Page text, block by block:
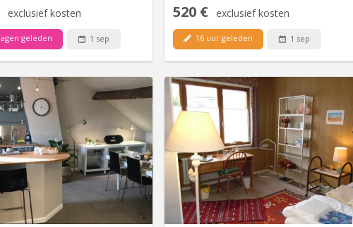
exclusief kosten
geleden 1 sep
520 € exclusief kosten
16 uur geleden 1 sep
BK 19097
+ 3 chambres à louer dans
une maison familiale rénovée,
située, à 20 min de l'ULB, à
20 min des Communautés
Pourquoi choisir cette
colocation ? * Cadre de vie
Jardin, pergola, barbecue,
à disposition. * Équipements
BK 6685
(Fr. Nl Engl en IT. ): Ideaal voor
studente, bediende, infimière, enz
(Ferrer- Brugmann-nabijheid en vub
med &pharma 10' bus). bij voorkeur
(bedroefd Mijne Heren) Burger
Schengen alleen! Geen domicilering !
Een opportuniteit om uw Frans te
poetsen , complete...